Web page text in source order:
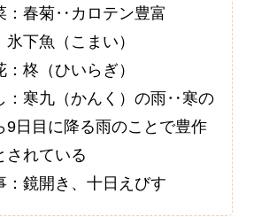
：春菊‥カロテン豊富
下魚（こまい）
柊（ひいらぎ）
：寒九（かんく）の雨‥寒の
9日目に降る雨のことで豊作
されている
：鏡開き、十日えびす